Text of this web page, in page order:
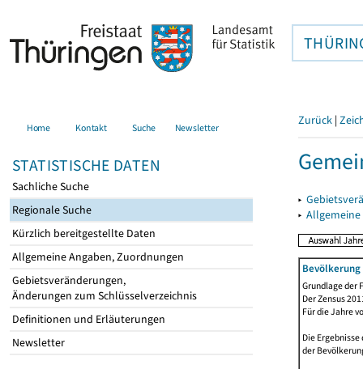
Home Kontakt Suche Newsletter
STATISTISCHE DATEN
Sachliche Suche
Regionale Suche
Kürzlich bereitgestellte Daten
Allgemeine Angaben, Zuordnungen
Gebietsveränderungen,
Änderungen zum Schlüsselverzeichnis
Definitionen und Erläuterungen
Newsletter
Zurück |
▸
▸
Grundlage der
Der Zensus
Für die Jahre
Die
der